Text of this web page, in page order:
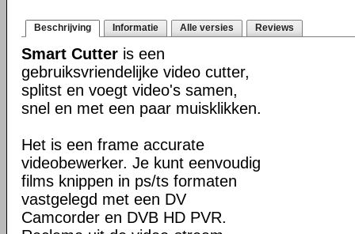
Beschrijving Informatie Alle versies Reviews
Smart Cutter is een
gebruiksvriendelijke video cutter,
splitst en voegt video's samen,
snel en met een paar muisklikken.
Het is een frame accurate
videobewerker. Je kunt eenvoudig
films knippen in ps/ts formaten
vastgelegd met een DV
Camcorder en DVB HD PVR.